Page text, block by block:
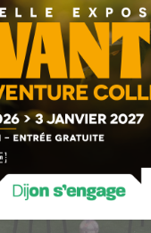
AVEC PIERRE-
LA MONTÉE EN LIGUE 2